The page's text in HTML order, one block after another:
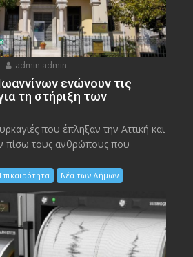
admin admin
ενώνουν τις
τη στήριξη των
που έπληξαν την Αττική και
πίσω τους ανθρώπους που
Επικαιρότητα Νέα των Δήμων